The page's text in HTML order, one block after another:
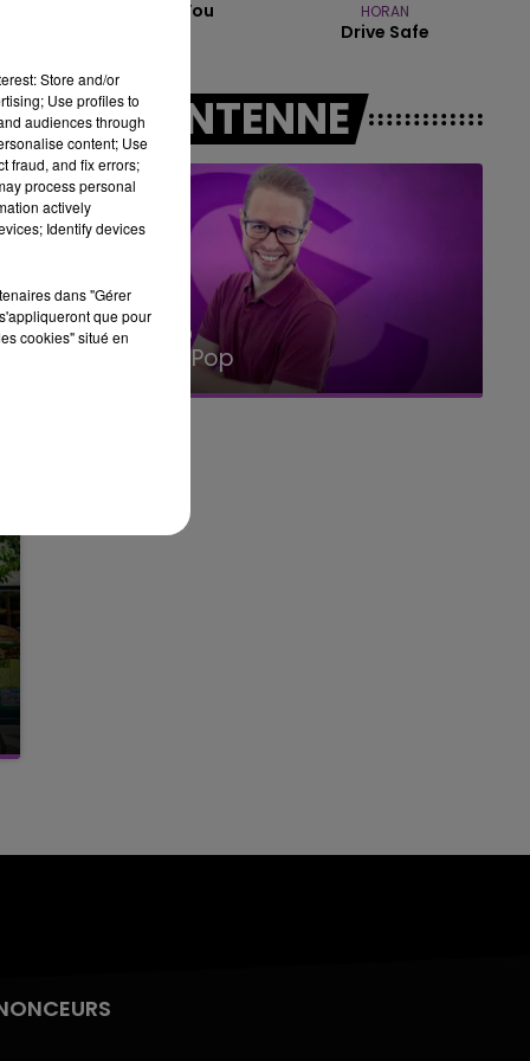
Talk To You
HORAN
Drive Safe
A L'ANTENNE
15h00 - 19h00
Le Club Champagne FM
Store and/or
Use profiles to
audiences through
content; Use
fraud, and fix errors;
process personal
actively
Identify devices
dans "Gérer
que pour
cookies" situé en